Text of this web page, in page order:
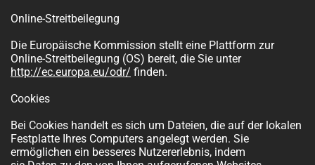
Online-Streitbeilegung
Die Europäische Kommission stellt eine Plattform zur
Online-Streitbeilegung (OS) bereit, die Sie unter
http://ec.europa.eu/odr/ finden.
Cookies
Bei Cookies handelt es sich um Dateien, die auf der lokalen
Festplatte Ihres Computers angelegt werden. Sie
ermöglichen ein besseres Nutzererlebnis, indem